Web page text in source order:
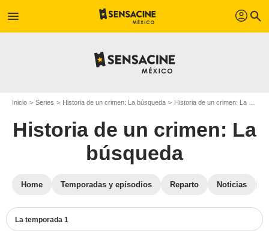
menu profil search
Inicio Series Historia de un crimen: La búsqueda Historia de un crimen: La búsqueda T01
Historia de un crimen: La
búsqueda
Home Temporadas y episodios Reparto Noticias
La temporada 1